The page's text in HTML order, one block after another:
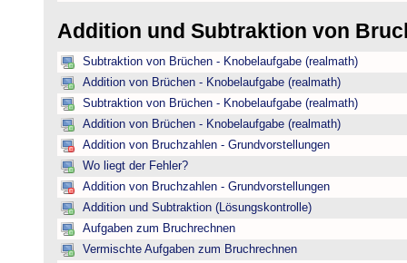
Addition und Subtraktion von
Subtraktion von Brüchen - Knobelaufgabe (realmath)
Addition von Brüchen - Knobelaufgabe (realmath)
Subtraktion von Brüchen - Knobelaufgabe (realmath)
Addition von Brüchen - Knobelaufgabe (realmath)
Addition von Bruchzahlen - Grundvorstellungen
Wo liegt der Fehler?
Addition von Bruchzahlen - Grundvorstellungen
Addition und Subtraktion (Lösungskontrolle)
Aufgaben zum Bruchrechnen
Vermischte Aufgaben zum Bruchrechnen